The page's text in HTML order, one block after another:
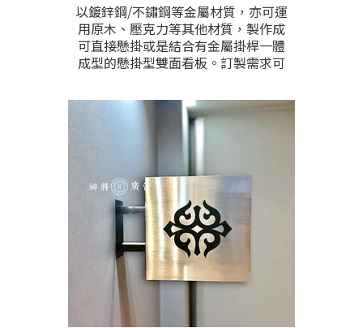
以鍍鋅鋼/不鏽鋼等金屬材質，亦可運
用原木、壓克力等其他材質，製作成
可直接懸掛或是結合有金屬掛桿一體
成型的懸掛型雙面看板。訂製需求可
的內容文字能以平面圖文、或立體字
做工去呈現。各類樣式/尺寸/圖案/文
字/皆可完全根據需求客制化訂做，價
格根據製作尺寸，與做工樣式而異，
歡迎提供需求尺寸，與樣式洽詢討
論。